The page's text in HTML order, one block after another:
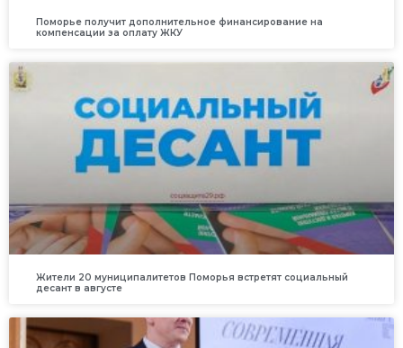
Поморье получит дополнительное финансирование на
компенсации за оплату ЖКУ
Жители 20 муниципалитетов Поморья встретят социальный
десант в августе